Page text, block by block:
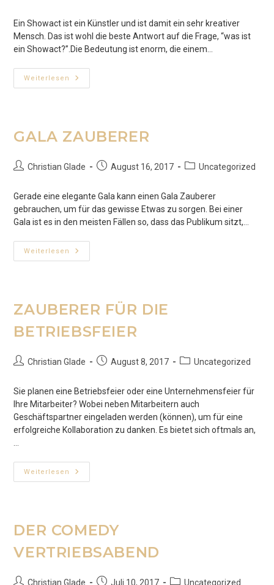
Ein Showact ist ein Künstler und ist damit ein sehr kreativer
Mensch. Das ist wohl die beste Antwort auf die Frage, “was ist
ein Showact?”.Die Bedeutung ist enorm, die einem…
Weiterlesen SHOWACT
GALA ZAUBERER
Beitrags-
Christian Glade
BeitragAugust 16, 2017
Beitrags-
Uncategorized
Gerade eine elegante Gala kann einen Gala Zauberer
gebrauchen, um für das gewisse Etwas zu sorgen. Bei einer
Gala ist es in den meisten Fällen so, dass das Publikum sitzt,…
Weiterlesen
GALA
ZAUBERER
ZAUBERER FÜR DIE
BETRIEBSFEIER
Beitrags-
Christian Glade
BeitragAugust 8, 2017
Beitrags-
Uncategorized
Sie planen eine Betriebsfeier oder eine Unternehmensfeier für
Ihre Mitarbeiter? Wobei neben Mitarbeitern auch
Geschäftspartner eingeladen werden (können), um für eine
erfolgreiche Kollaboration zu danken. Es bietet sich oftmals an,
…
Weiterlesen
ZAUBERER
FÜR
DER COMEDY
VERTRIEBSABEND
Beitrags-
Christian Glade BeitragJuli 10, 2017 Beitrags-
Uncategorized